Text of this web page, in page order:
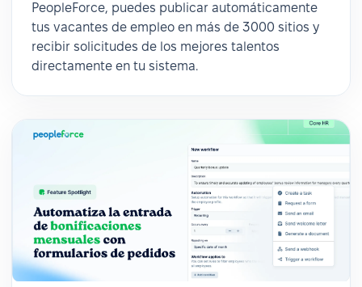
PeopleForce, puedes publicar automáticamente
tus vacantes de empleo en más de 3000 sitios y
recibir solicitudes de los mejores talentos
directamente en tu sistema.